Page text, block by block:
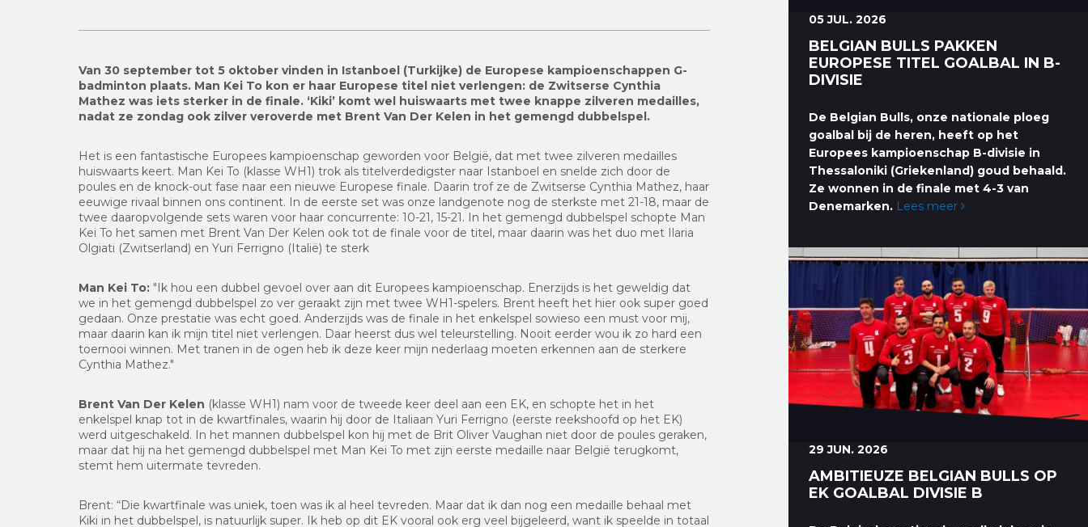
Van 30 september tot 5 oktober vinden in Istanboel (Turkijke) de Europese kampioenschappen G-
badminton plaats. Man Kei To kon er haar Europese titel niet verlengen: de Zwitserse Cynthia
Mathez was iets sterker in de finale. ‘Kiki’ komt wel huiswaarts met twee knappe zilveren medailles,
nadat ze zondag ook zilver veroverde met Brent Van Der Kelen in het gemengd dubbelspel.
Het is een fantastische Europees kampioenschap geworden voor België, dat met twee zilveren medailles
huiswaarts keert. Man Kei To (klasse WH1) trok als titelverdedigster naar Istanboel en snelde zich door de
poules en de knock-out fase naar een nieuwe Europese finale. Daarin trof ze de Zwitserse Cynthia Mathez, haar
eeuwige rivaal binnen ons continent. In de eerste set was onze landgenote nog de sterkste met 21-18, maar de
twee daaropvolgende sets waren voor haar concurrente: 10-21, 15-21. In het gemengd dubbelspel schopte Man
Kei To het samen met Brent Van Der Kelen ook tot de finale voor de titel, maar daarin was het duo met Ilaria
Olgiati (Zwitserland) en Yuri Ferrigno (Italië) te sterk
Man Kei To: "Ik hou een dubbel gevoel over aan dit Europees kampioenschap. Enerzijds is het geweldig dat
we in het gemengd dubbelspel zo ver geraakt zijn met twee WH1-spelers. Brent heeft het hier ook super goed
gedaan. Onze prestatie was echt goed. Anderzijds was de finale in het enkelspel sowieso een must voor mij,
maar daarin kan ik mijn titel niet verlengen. Daar heerst dus wel teleurstelling. Nooit eerder wou ik zo hard een
toernooi winnen. Met tranen in de ogen heb ik deze keer mijn nederlaag moeten erkennen aan de sterkere
Cynthia Mathez."
Brent Van Der Kelen (klasse WH1) nam voor de tweede keer deel aan een EK, en schopte het in het
enkelspel knap tot in de kwartfinales, waarin hij door de Italiaan Yuri Ferrigno (eerste reekshoofd op het EK)
werd uitgeschakeld. In het mannen dubbelspel kon hij met de Brit Oliver Vaughan niet door de poules geraken,
maar dat hij na het gemengd dubbelspel met Man Kei To met zijn eerste medaille naar België terugkomt,
stemt hem uitermate tevreden.
Brent: “Die kwartfinale was uniek, toen was ik al heel tevreden. Maar dat ik dan nog een medaille behaal met
Kiki in het dubbelspel, is natuurlijk super. Ik heb op dit EK vooral ook erg veel bijgeleerd, want ik speelde in totaal
05 JUL. 2026
BELGIAN BULLS PAKKEN
EUROPESE TITEL GOALBAL IN B-
DIVISIE
De Belgian Bulls, onze nationale ploeg
goalbal bij de heren, heeft op het
Europees kampioenschap B-divisie in
Thessaloniki (Griekenland) goud behaald.
Ze wonnen in de finale met 4-3 van
Denemarken. Lees meer
29 JUN. 2026
AMBITIEUZE BELGIAN BULLS OP
EK GOALBAL DIVISIE B